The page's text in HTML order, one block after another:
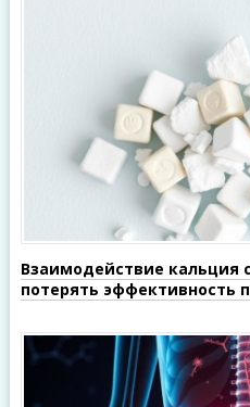
Взаимодействие кальция
потерять эффективность